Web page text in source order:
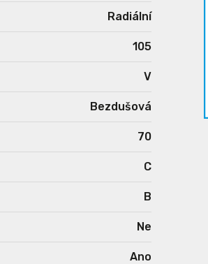
Radiální
105
V
Bezdušová
70
C
B
Ne
Ano